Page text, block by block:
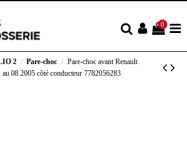
0
2 Pare-choc
Pare-choc avant Renault
08 2005 côté conducteur 7782056283